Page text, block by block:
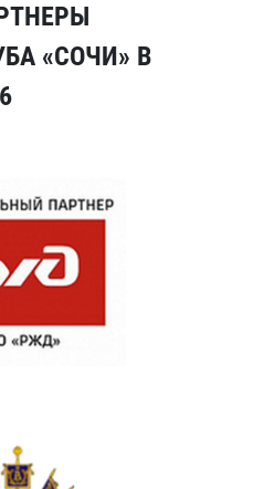
«СОЧИ» В